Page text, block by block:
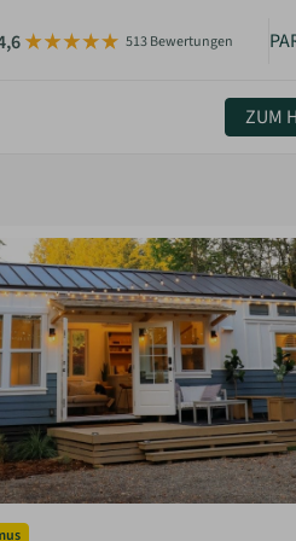
513 Bewertungen
ZUM